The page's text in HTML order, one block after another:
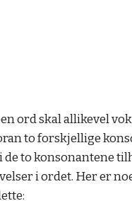
ord skal allikevel
to forskjellige
to konsonantene
i ordet. Her er